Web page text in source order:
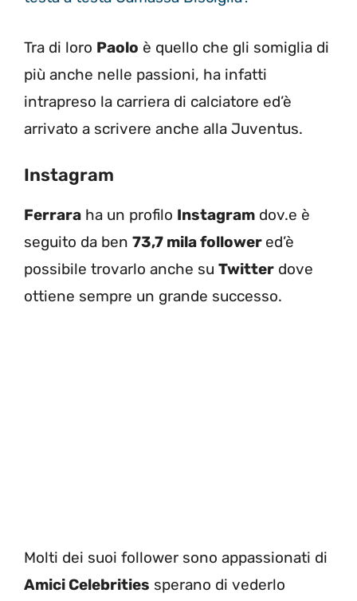
Tra di loro Paolo è quello che gli somiglia di
più anche nelle passioni, ha infatti
intrapreso la carriera di calciatore ed’è
arrivato a scrivere anche alla Juventus.
Instagram
Ferrara ha un profilo Instagram dov.e è
seguito da ben 73,7 mila follower ed’è
possibile trovarlo anche su Twitter dove
ottiene sempre un grande successo.
Molti dei suoi follower sono appassionati di
Amici Celebrities sperano di vederlo